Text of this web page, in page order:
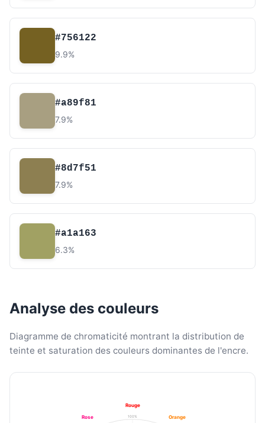
#756122
9.9%
#a89f81
7.9%
#8d7f51
7.9%
#a1a163
6.3%
Analyse des couleurs
Diagramme de chromaticité montrant la distribution de
teinte et saturation des couleurs dominantes de l'encre.
100%
Rouge
Orange
Rose